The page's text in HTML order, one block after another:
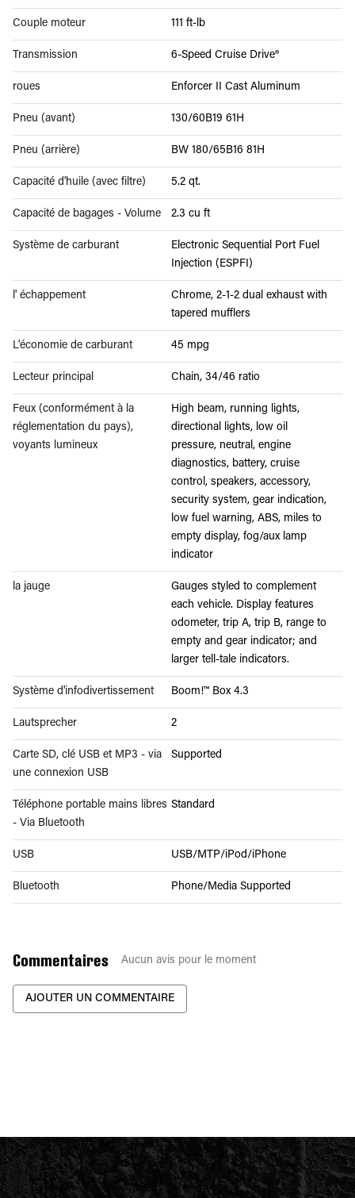
Couple moteur 111 ft-lb
Transmission 6-Speed Cruise Drive®
roues Enforcer II Cast Aluminum
Pneu (avant) 130/60B19 61H
Pneu (arrière) BW 180/65B16 81H
Capacité d'huile (avec filtre) 5.2 qt.
Capacité de bagages - Volume 2.3 cu ft
Système de carburant
Electronic Sequential Port Fuel
Injection (ESPFI)
l' échappement
Chrome, 2-1-2 dual exhaust with
tapered mufflers
L'économie de carburant 45 mpg
Lecteur principal Chain, 34/46 ratio
Feux (conformément à la
réglementation du pays),
voyants lumineux
High beam, running lights,
directional lights, low oil
pressure, neutral, engine
diagnostics, battery, cruise
control, speakers, accessory,
security system, gear indication,
low fuel warning, ABS, miles to
empty display, fog/aux lamp
indicator
la jauge
Gauges styled to complement
each vehicle. Display features
odometer, trip A, trip B, range to
empty and gear indicator; and
larger tell-tale indicators.
Système d'infodivertissement Boom!™ Box 4.3
Lautsprecher 2
Carte SD, clé USB et MP3 - via
une connexion USB
Supported
Téléphone portable mains libres
- Via Bluetooth
Standard
USB USB/MTP/iPod/iPhone
Bluetooth Phone/Media Supported
Commentaires Aucun avis pour le moment
AJOUTER UN COMMENTAIRE